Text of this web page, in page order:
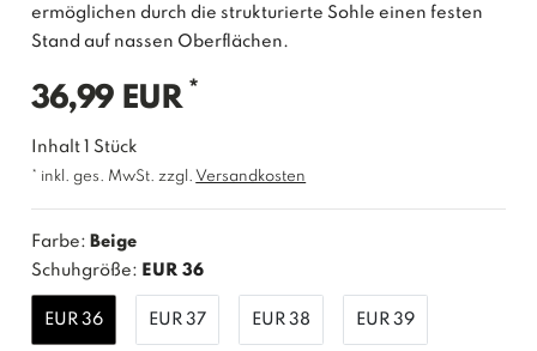
ermöglichen durch die strukturierte Sohle einen festen
Stand auf nassen Oberflächen.
36,99 EUR *
Inhalt1Stück
* inkl. ges. MwSt. zzgl. Versandkosten
Farbe: Beige
Schuhgröße: EUR 36
EUR 36 EUR 37 EUR 38 EUR 39